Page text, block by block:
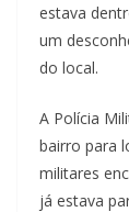
estava
um
do local.
A Polícia
bairro para
militares
já estava